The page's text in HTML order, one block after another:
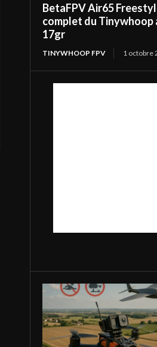
BetaFPV Air65
complet du Tinywhoop
17gr
TINYWHOOP FPV 1 octobre